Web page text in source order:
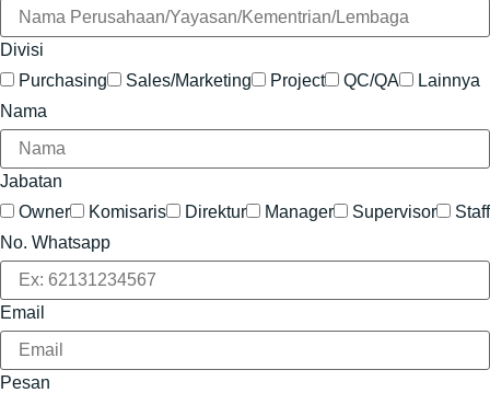
Divisi
Purchasing
Sales/Marketing Project QC/QA
Lainnya
Nama
Jabatan
Owner
Komisaris Direktur Manager Supervisor
Staff
No. Whatsapp
Email
Pesan